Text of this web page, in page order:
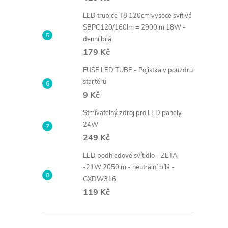
LED trubice T8 120cm vysoce svítivá
SBPC120/160lm = 2900lm 18W -
denní bílá
179 Kč
FUSE LED TUBE - Pojistka v pouzdru
startéru
9 Kč
Stmívatelný zdroj pro LED panely
24W
249 Kč
LED podhledové svítidlo - ZETA
-21W 2050lm - neutrální bílá -
GXDW316
119 Kč